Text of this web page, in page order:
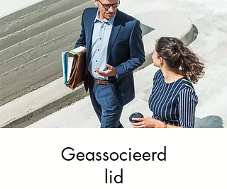
Geassocieerd
lid